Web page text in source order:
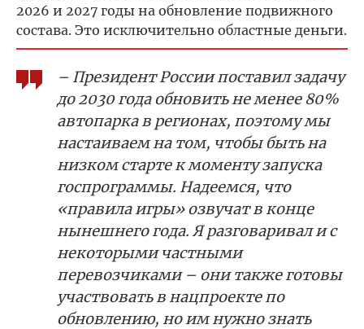
2026 и 2027 годы на обновление подвижного
состава. Это исключительно областные деньги.
– Президент России поставил задачу
до 2030 года обновить не менее 80%
автопарка в регионах, поэтому мы
настаиваем на том, чтобы быть на
низком старте к моменту запуска
госпрограммы. Надеемся, что
«правила игры» озвучат в конце
нынешнего года. Я разговаривал и с
некоторыми частными
перевозчиками – они также готовы
участвовать в нацпроекте по
обновлению, но им нужно знать